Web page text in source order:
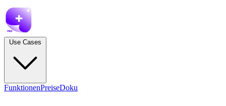
FunktionenPreiseDoku